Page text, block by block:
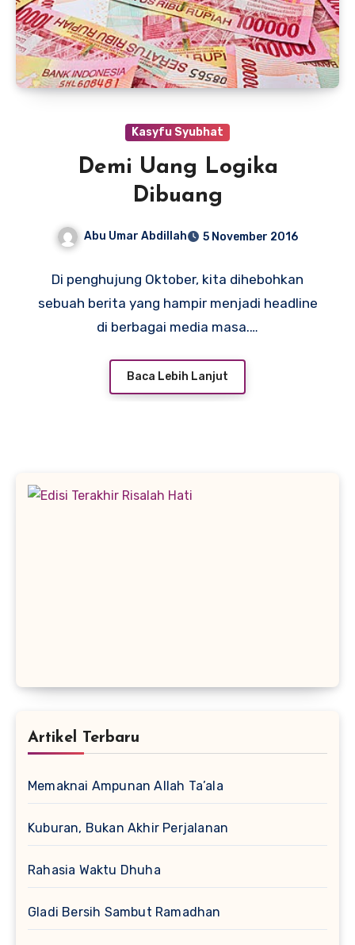
Kasyfu Syubhat
Demi Uang Logika
Dibuang
Abu Umar Abdillah 5 November 2016
Di penghujung Oktober, kita dihebohkan
sebuah berita yang hampir menjadi headline
di berbagai media masa.…
Baca Lebih Lanjut
Artikel Terbaru
Memaknai Ampunan Allah Ta’ala
Kuburan, Bukan Akhir Perjalanan
Rahasia Waktu Dhuha
Gladi Bersih Sambut Ramadhan